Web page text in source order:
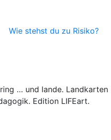
Wie stehst du zu Risiko?
… und lande. Landkarten
Edition LIFEart.